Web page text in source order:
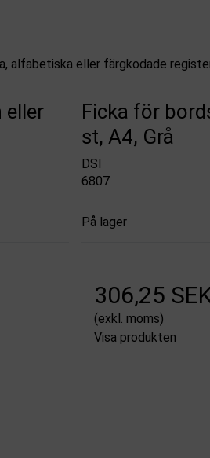
alfabetiska eller färgkodade
eller
Ficka för
st, A4, Grå
DSI
6807
På lager
306,25
(exkl. moms)
Visa produkten